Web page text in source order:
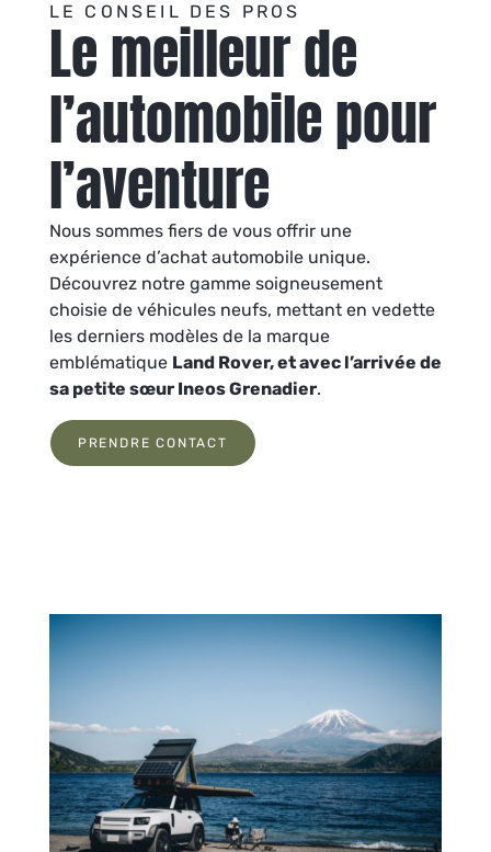
LE CONSEIL DES PROS
Le meilleur de
l’automobile pour
l’aventure
Nous sommes fiers de vous offrir une
expérience d’achat automobile unique.
Découvrez notre gamme soigneusement
choisie de véhicules neufs, mettant en vedette
les derniers modèles de la marque
emblématique Land Rover, et avec l’arrivée de
sa petite sœur Ineos Grenadier.
PRENDRE CONTACT